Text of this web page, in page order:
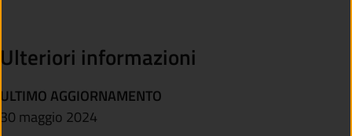
Ulteriori informazioni
ULTIMO AGGIORNAMENTO
30 maggio 2024